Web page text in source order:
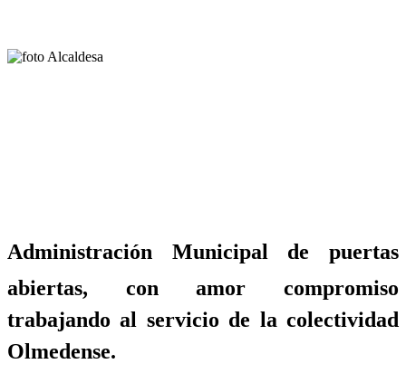
Administración Municipal de puertas
abiertas, con amor compromiso
trabajando al servicio de la colectividad
Olmedense.